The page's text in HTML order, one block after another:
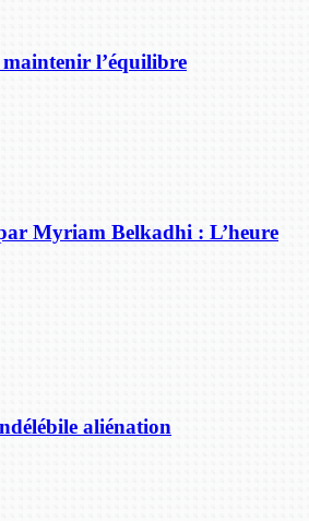
l’équilibre
Myriam Belkadhi : L’heure
aliénation